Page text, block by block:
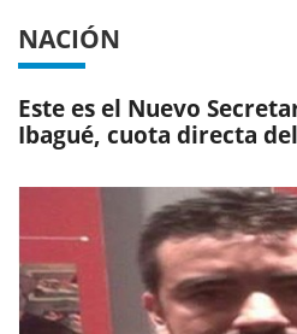
NACIÓN
Este es el Nuevo
Ibagué, cuota directa